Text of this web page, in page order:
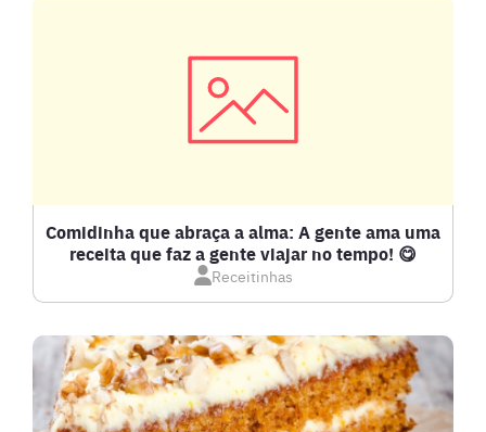
Comidinha que abraça a alma: A gente ama uma
receita que faz a gente viajar no tempo! 😋
Receitinhas